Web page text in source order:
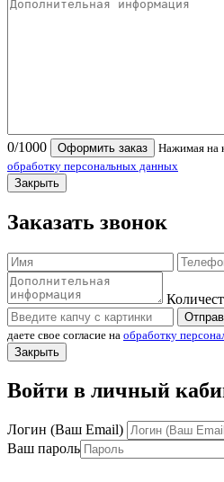
0/1000 Оформить заказ
Нажимая на
обработку персональных данных
Закрыть
Заказать звонок
даете свое согласие на обработку
Закрыть
Войти в личный
Логин (Ваш Email)
Ваш пароль